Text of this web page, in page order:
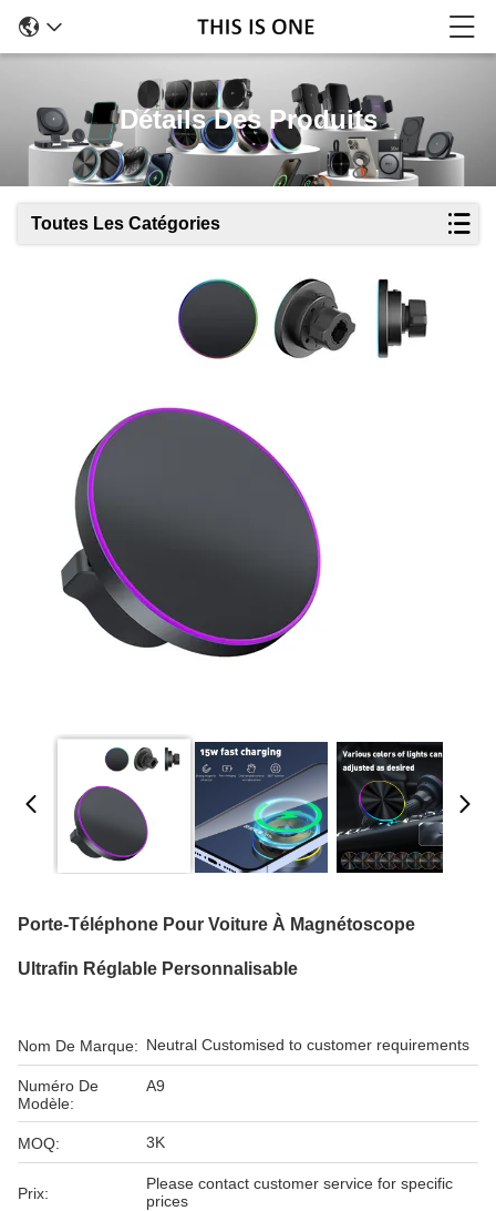
Détails Des Produits
Toutes Les Catégories
Porte-Téléphone Pour Voiture À Magnétoscope
Ultrafin Réglable Personnalisable
Nom De Marque: Neutral Customised to customer requirements
Numéro De
Modèle:
A9
MOQ: 3K
Prix:
Please contact customer service for specific
prices